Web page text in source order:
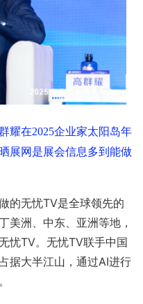
在2025企业家太阳岛年
展网是展会信息多到能做
无忧TV是全球领先的
美洲、中东、亚洲等地，
忧TV。无忧TV联手中国
据大半江山，通过AI进行